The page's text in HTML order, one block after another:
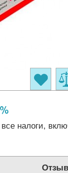
налоги,